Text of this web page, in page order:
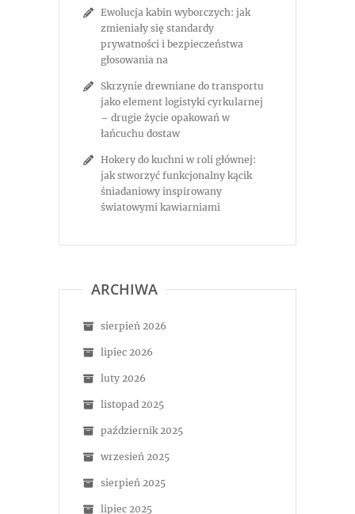
Ewolucja kabin wyborczych: jak
zmieniały się standardy
prywatności i bezpieczeństwa
głosowania na
Skrzynie drewniane do transportu
jako element logistyki cyrkularnej
– drugie życie opakowań w
łańcuchu dostaw
Hokery do kuchni w roli głównej:
jak stworzyć funkcjonalny kącik
śniadaniowy inspirowany
światowymi kawiarniami
ARCHIWA
sierpień 2026
lipiec 2026
luty 2026
listopad 2025
październik 2025
wrzesień 2025
sierpień 2025
lipiec 2025